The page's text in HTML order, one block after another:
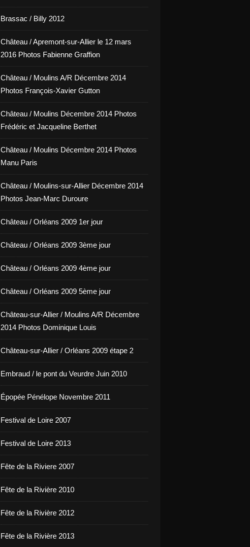
Brassac / Billy 2012
Château / Apremont-sur-Allier le 12 mars
2016 Photos Fabienne Graffion
Château / Moulins A/R Décembre 2014
Photos François-Xavier Gutton
Château / Moulins Décembre 2014 Photos
Frédéric et Jacqueline Berthet
Château / Moulins Décembre 2014 Photos
Manu Paris
Château / Moulins-sur-Allier Décembre 2014
Photos Jean-Marc Duroure
Château / Orléans 2009 1er jour
Château / Orléans 2009 3ème jour
Château / Orléans 2009 4ème jour
Château / Orléans 2009 5ème jour
Château-sur-Allier / Moulins A/R Décembre
2014 Photos Dominique Louis
Château-sur-Allier / Orléans 2009 étape 2
Embraud / le pont du Veurdre Juin 2010
Épopée Pénélope Novembre 2011
Festival de Loire 2007
Festival de Loire 2013
Fête de la Riviere 2007
Fête de la Rivière 2010
Fête de la Rivière 2012
Fête de la Rivière 2013